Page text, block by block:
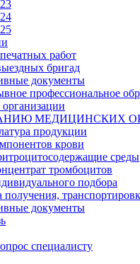
работ
бригад
документы
профессиональное
МЕДИЦИНСКИХ
продукции
крови
среды
тромбоцитов
подбора
получения,
документы
специалисту